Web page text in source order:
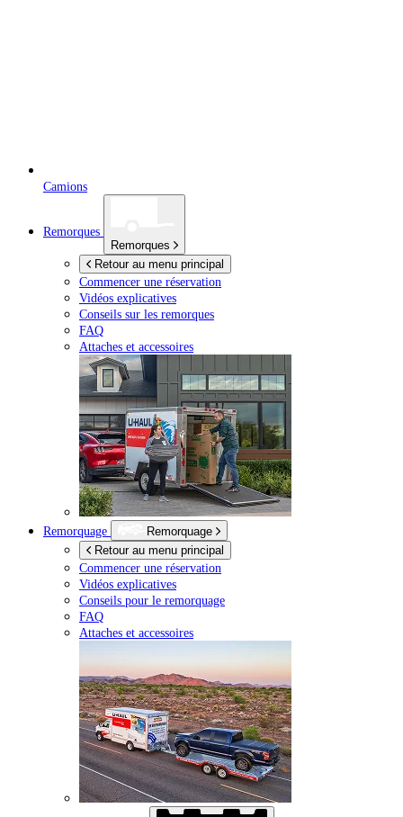
Camions
Remorques
Remorques
Retour au menu principal
Commencer une réservation
Vidéos explicatives
Conseils sur les remorques
FAQ
Attaches et accessoires
Remorquage
Remorquage
Retour au menu principal
Commencer une réservation
Vidéos explicatives
Conseils pour le remorquage
FAQ
Attaches et accessoires